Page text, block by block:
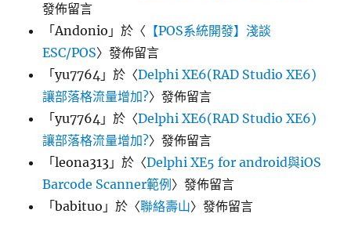
發佈留言
「Andonio 」於〈 【POS系統開發】淺談
ESC/POS〉發佈留言
「yu7764 」於〈Delphi XE6(RAD Studio XE6)
讓部落格流量增加?〉發佈留言
「yu7764 」於〈Delphi XE6(RAD Studio XE6)
讓部落格流量增加?〉發佈留言
「leona313 」於〈Delphi XE5 for android與iOS
Barcode Scanner範例 〉發佈留言
「babituo 」於〈聯絡壽山〉發佈留言